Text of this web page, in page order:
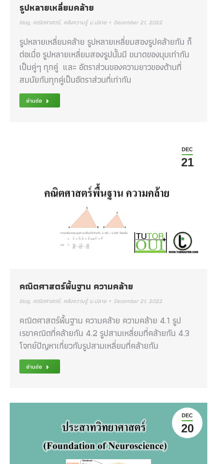
รูปหลายเหลี่ยมคล้าย
blog, คณิตศาสตร์, คลังความรู้ ม.ปลาย December 21, 2022
รูปหลายเหลี่ยมคล้าย รูปหลายเหลี่ยมสองรูปคล้ายกัน ก็
ต่อเมื่อ รูปหลายเหลี่ยมสองรูปนั้นมี ขนาดของมุมเท่ากัน
เป็นคู่ๆ ทุกคู่ และ อัตราส่วนของความยาวของด้านที่
สมนัยกันทุกคู่เป็นอัตราส่วนที่เท่ากัน
อ่านต่อ
DEC
21
คณิตศาสตร์พื้นฐาน ความคล้าย
blog, คณิตศาสตร์, คลังความรู้ ม.ปลาย December 21, 2022
คณิตศาสตร์พื้นฐาน ความคล้าย ความคล้าย 4.1 รูป
เรขาคณิตที่คล้ายกัน 4.2 รูปสามเหลี่ยมที่คล้ายกัน 4.3
โจทย์ปัญหาเกี่ยวกับรูปสามเหลี่ยมที่คล้ายกัน
อ่านต่อ
DEC
20